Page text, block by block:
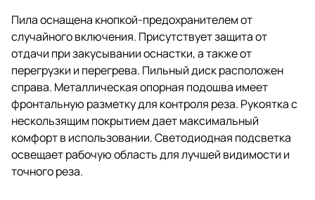
Пила оснащена кнопкой-предохранителем от
случайного включения. Присутствует защита от
отдачи при закусывании оснастки, а также от
перегрузки и перегрева. Пильный диск расположен
справа. Металлическая опорная подошва имеет
фронтальную разметку для контроля реза. Рукоятка с
нескользящим покрытием дает максимальный
комфорт в использовании. Светодиодная подсветка
освещает рабочую область для лучшей видимости и
точного реза.